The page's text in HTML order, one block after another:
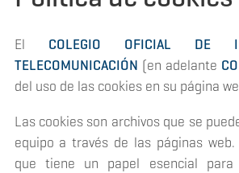
El COLEGIO OFICIAL DE
TELECOMUNICACIÓN (en adelante
del uso de las cookies en su página
Las cookies son archivos que se
equipo a través de las páginas
que tiene un papel esencial